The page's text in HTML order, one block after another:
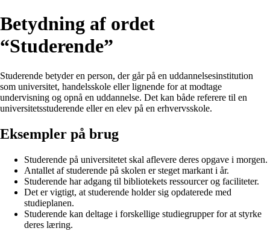
Betydning af ordet
“Studerende”
Studerende betyder en person, der går på en uddannelsesinstitution
som universitet, handelsskole eller lignende for at modtage
undervisning og opnå en uddannelse. Det kan både referere til en
universitetsstuderende eller en elev på en erhvervsskole.
Eksempler på brug
Studerende på universitetet skal aflevere deres opgave i morgen.
Antallet af studerende på skolen er steget markant i år.
Studerende har adgang til bibliotekets ressourcer og faciliteter.
Det er vigtigt, at studerende holder sig opdaterede med
studieplanen.
Studerende kan deltage i forskellige studiegrupper for at styrke
deres læring.